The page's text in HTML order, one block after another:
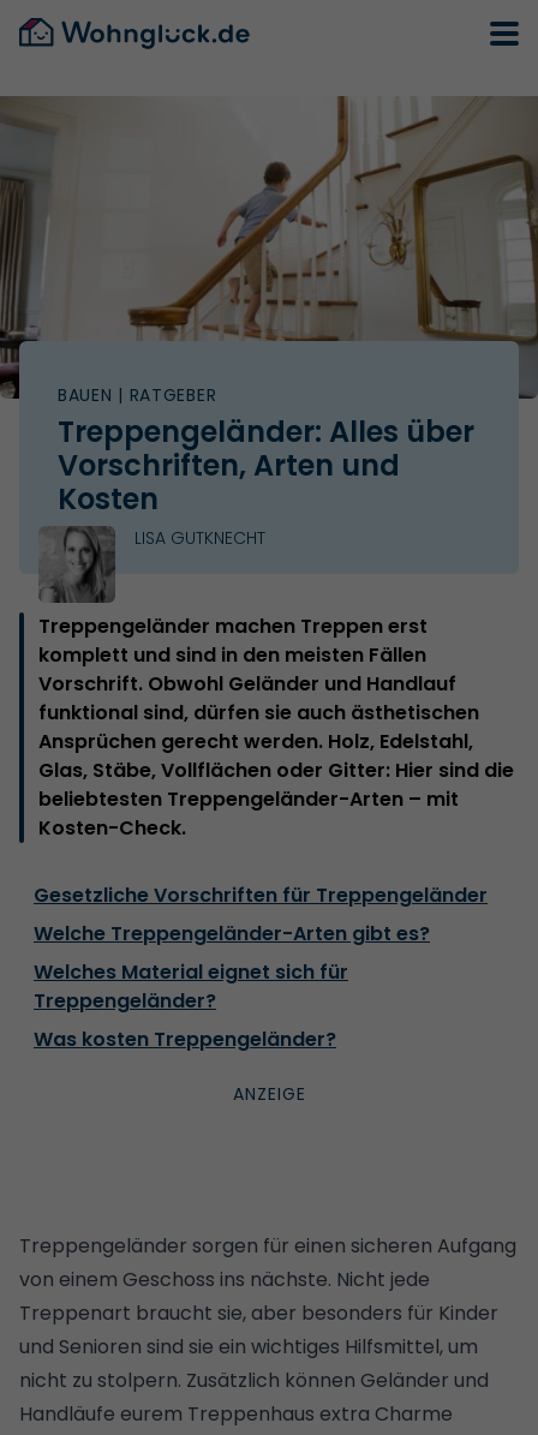
BAUEN | RATGEBER
Treppengeländer: Alles über
Vorschriften, Arten und
Kosten
LISA GUTKNECHT
Treppengeländer machen Treppen erst
komplett und sind in den meisten Fällen
Vorschrift. Obwohl Geländer und Handlauf
funktional sind, dürfen sie auch ästhetischen
Ansprüchen gerecht werden. Holz, Edelstahl,
Glas, Stäbe, Vollflächen oder Gitter: Hier sind die
beliebtesten Treppengeländer-Arten – mit
Kosten-Check.
Gesetzliche Vorschriften für Treppengeländer
Welche Treppengeländer-Arten gibt es?
Welches Material eignet sich für
Treppengeländer?
Was kosten Treppengeländer?
Treppengeländer sorgen für einen sicheren Aufgang
von einem Geschoss ins nächste. Nicht jede
Treppenart braucht sie, aber besonders für Kinder
und Senioren sind sie ein wichtiges Hilfsmittel, um
nicht zu stolpern. Zusätzlich können Geländer und
Handläufe eurem Treppenhaus extra Charme